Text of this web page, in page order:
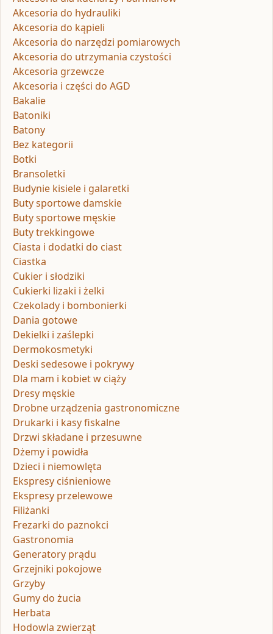
Akcesoria do hydrauliki
Akcesoria do kąpieli
Akcesoria do narzędzi pomiarowych
Akcesoria do utrzymania czystości
Akcesoria grzewcze
Akcesoria i części do AGD
Bakalie
Batoniki
Batony
Bez kategorii
Botki
Bransoletki
Budynie kisiele i galaretki
Buty sportowe damskie
Buty sportowe męskie
Buty trekkingowe
Ciasta i dodatki do ciast
Ciastka
Cukier i słodziki
Cukierki lizaki i żelki
Czekolady i bombonierki
Dania gotowe
Dekielki i zaślepki
Dermokosmetyki
Deski sedesowe i pokrywy
Dla mam i kobiet w ciąży
Dresy męskie
Drobne urządzenia gastronomiczne
Drukarki i kasy fiskalne
Drzwi składane i przesuwne
Dżemy i powidła
Dzieci i niemowlęta
Ekspresy ciśnieniowe
Ekspresy przelewowe
Filiżanki
Frezarki do paznokci
Gastronomia
Generatory prądu
Grzejniki pokojowe
Grzyby
Gumy do żucia
Herbata
Hodowla zwierząt